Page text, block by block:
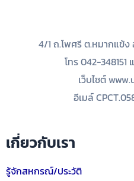
4/1 ถ.โพศรี ต.หมากแข้ง
โทร 042-348151
เว็บไซต์
อีเมล์
เกี่ยวกับเรา
รู้จักสหกรณ์/ประวัติ